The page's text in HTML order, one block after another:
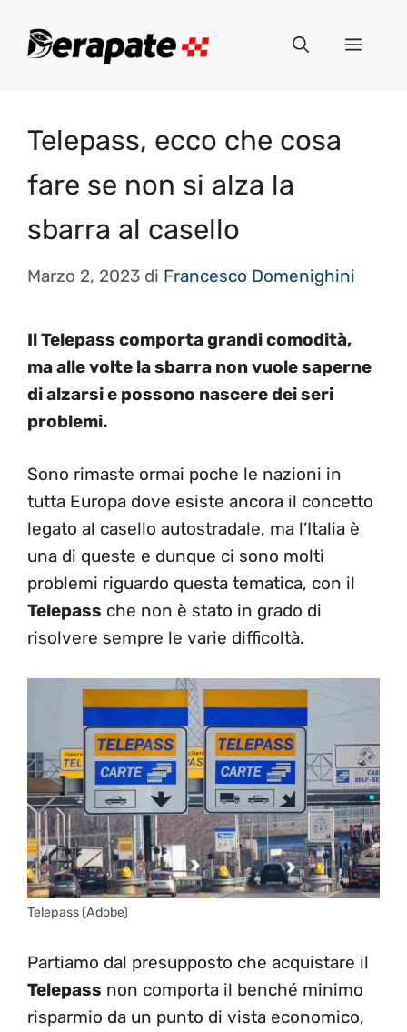
Menu
Telepass, ecco che cosa
fare se non si alza la
sbarra al casello
Marzo 2, 2023 di Francesco Domenighini
Il Telepass comporta grandi comodità,
ma alle volte la sbarra non vuole saperne
di alzarsi e possono nascere dei seri
problemi.
Sono rimaste ormai poche le nazioni in
tutta Europa dove esiste ancora il concetto
legato al casello autostradale, ma l’Italia è
una di queste e dunque ci sono molti
problemi riguardo questa tematica, con il
Telepass che non è stato in grado di
risolvere sempre le varie difficoltà.
Telepass (Adobe)
Partiamo dal presupposto che acquistare il
Telepass non comporta il benché minimo
risparmio da un punto di vista economico,